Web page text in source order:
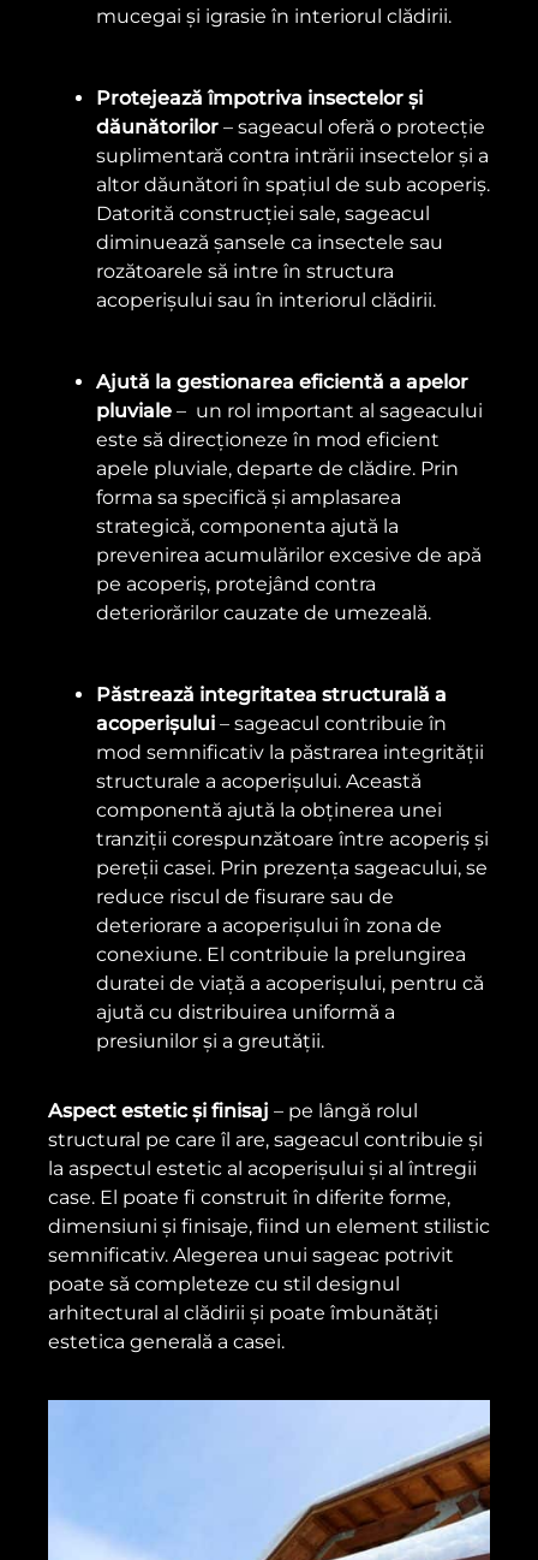
mucegai și igrasie în interiorul clădirii.
Protejează împotriva insectelor și
dăunătorilor – sageacul oferă o protecție
suplimentară contra intrării insectelor și a
altor dăunători în spațiul de sub acoperiș.
Datorită construcției sale, sageacul
diminuează șansele ca insectele sau
rozătoarele să intre în structura
acoperișului sau în interiorul clădirii.
Ajută la gestionarea eficientă a apelor
pluviale – un rol important al sageacului
este să direcționeze în mod eficient
apele pluviale, departe de clădire. Prin
forma sa specifică și amplasarea
strategică, componenta ajută la
prevenirea acumulărilor excesive de apă
pe acoperiș, protejând contra
deteriorărilor cauzate de umezeală.
Păstrează integritatea structurală a
acoperișului – sageacul contribuie în
mod semnificativ la păstrarea integrității
structurale a acoperișului. Această
componentă ajută la obținerea unei
tranziții corespunzătoare între acoperiș și
pereții casei. Prin prezența sageacului, se
reduce riscul de fisurare sau de
deteriorare a acoperișului în zona de
conexiune. El contribuie la prelungirea
duratei de viață a acoperișului, pentru că
ajută cu distribuirea uniformă a
presiunilor și a greutății.
Aspect estetic și finisaj – pe lângă rolul
structural pe care îl are, sageacul contribuie și
la aspectul estetic al acoperișului și al întregii
case. El poate fi construit în diferite forme,
dimensiuni și finisaje, fiind un element stilistic
semnificativ. Alegerea unui sageac potrivit
poate să completeze cu stil designul
arhitectural al clădirii și poate îmbunătăți
estetica generală a casei.